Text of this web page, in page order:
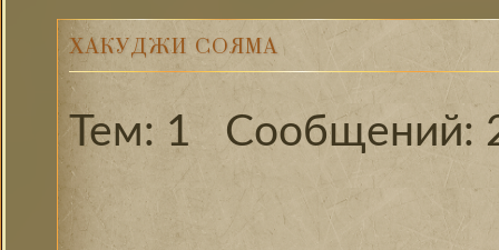
ХАКУДЖИ СОЯМА
1